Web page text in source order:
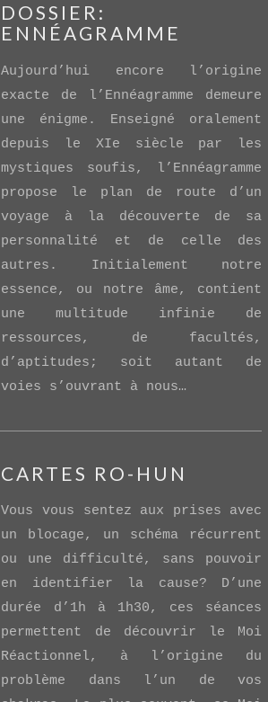
DOSSIER:
ENNÉAGRAMME
Aujourd’hui encore l’origine
exacte de l’Ennéagramme demeure
une énigme. Enseigné oralement
depuis le XIe siècle par les
mystiques soufis, l’Ennéagramme
propose le plan de route d’un
voyage à la découverte de sa
personnalité et de celle des
autres. Initialement notre
essence, ou notre âme, contient
une multitude infinie de
ressources, de facultés,
d’aptitudes; soit autant de
voies s’ouvrant à nous…
CARTES RO-HUN
Vous vous sentez aux prises avec
un blocage, un schéma récurrent
ou une difficulté, sans pouvoir
en identifier la cause? D’une
durée d’1h à 1h30, ces séances
permettent de découvrir le Moi
Réactionnel, à l’origine du
problème dans l’un de vos